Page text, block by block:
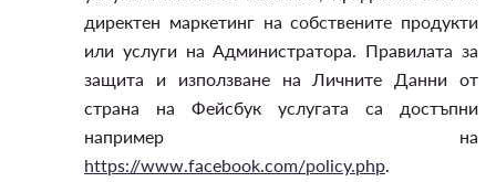
директен маркетинг на собствените продукти
или услуги на Администратора. Правилата за
защита и използване на Личните Данни от
страна на Фейсбук услугата са достъпни
например на
https://www.facebook.com/policy.php.